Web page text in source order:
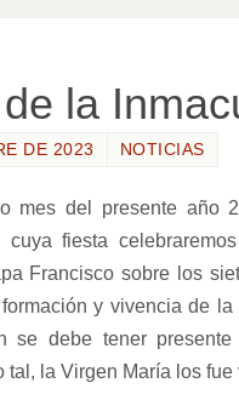
la
DE 2023 NOTICIAS
mes del presente año
cuya fiesta
Francisco sobre los
y vivencia de
se debe tener
tal, la Virgen María los